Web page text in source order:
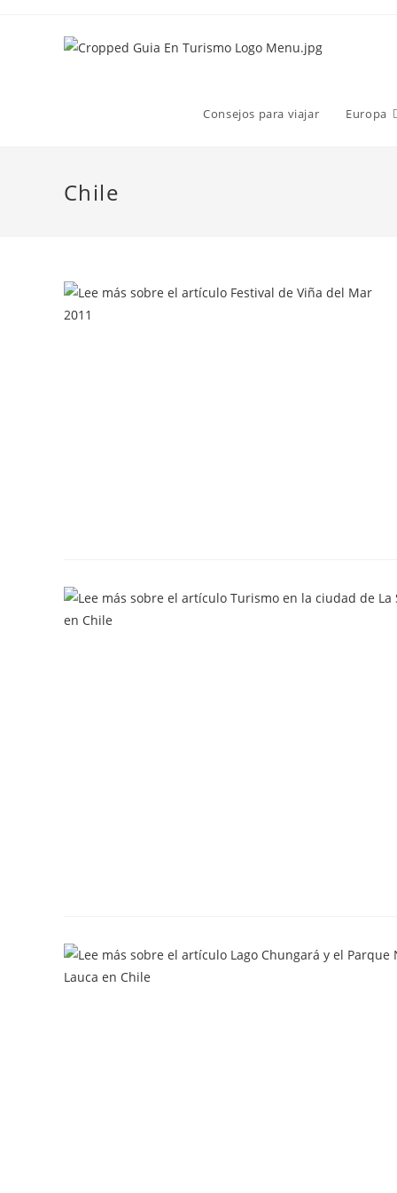
Consejos para viajar Europa
Chile